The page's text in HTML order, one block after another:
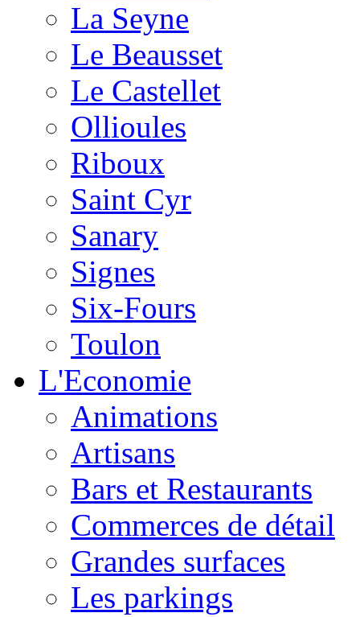
La Seyne
Le Beausset
Le Castellet
Ollioules
Riboux
Saint Cyr
Sanary
Signes
Six-Fours
Toulon
L'Economie
Animations
Artisans
Bars et Restaurants
Commerces de détail
Grandes surfaces
Les parkings